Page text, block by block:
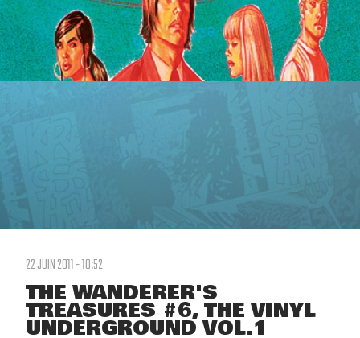
22 JUIN 2011 - 10:52
THE WANDERER'S
TREASURES #6, THE VINYL
UNDERGROUND VOL.1